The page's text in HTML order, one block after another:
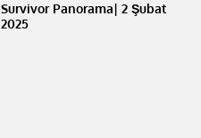
Survivor Panorama| 2 Şubat
2025